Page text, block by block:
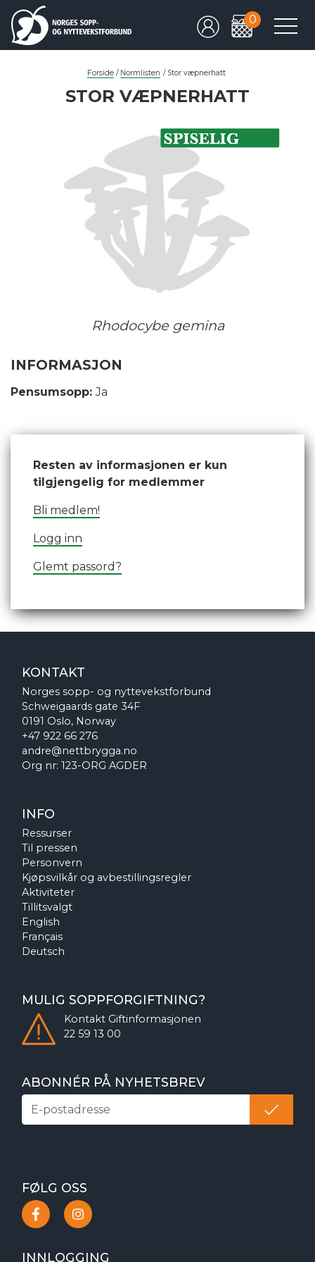
0
Forside / Normlisten / Stor væpnerhatt
STOR VÆPNERHATT
Rhodocybe gemina
INFORMASJON
Pensumsopp:Ja
Resten av informasjonen er kun
tilgjengelig for medlemmer
Bli medlem!
Logg inn
Glemt passord?
KONTAKT
Norges sopp- og nyttevekstforbund
Schweigaards gate 34F
0191 Oslo, Norway
+47 922 66 276
andre@nettbrygga.no
Org nr: 123-ORG AGDER
INFO
Ressurser
Til pressen
Personvern
Kjøpsvilkår og avbestillingsregler
Aktiviteter
Tillitsvalgt
English
Français
Deutsch
MULIG SOPPFORGIFTNING?
Kontakt Giftinformasjonen
22 59 13 00
ABONNÉR PÅ NYHETSBREV
FØLG OSS
INNLOGGING